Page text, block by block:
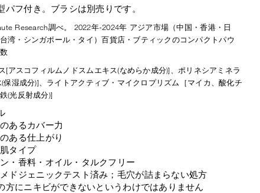
フ付き。ブラシは別売りです。
Research調べ。 2022年-2024年 アジア市場（中国・香港・日
湾・シンガポール・タイ）百貨店・ブティックのコンパクトパウ
[アスコフィルムノドスムエキス(なめらか成分)]、ポリネシアミネラ
(保湿成分)]、ライトアクティブ・マイクロプリズム［マイカ、酸化チ
(光反射成分)]
あるカバー力
ある仕上がり
タイプ
・香料・オイル・タルクフリー
ドジェニックテスト済み；毛穴が詰まらない処方
方にニキビができないというわけではありません